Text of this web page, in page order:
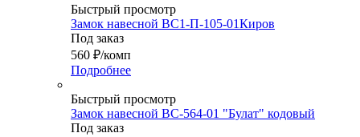
Быстрый просмотр
Замок навесной ВС1-П-105-01Киров
Под заказ
560 ₽/комп
Подробнее
Быстрый просмотр
Замок навесной ВС-564-01 "Булат" кодовый
Под заказ